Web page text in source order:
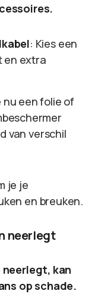
: Kies een
en extra
nu een folie of
van verschil
je je
en breuken.
neerlegt
neerlegt, kan
op schade.